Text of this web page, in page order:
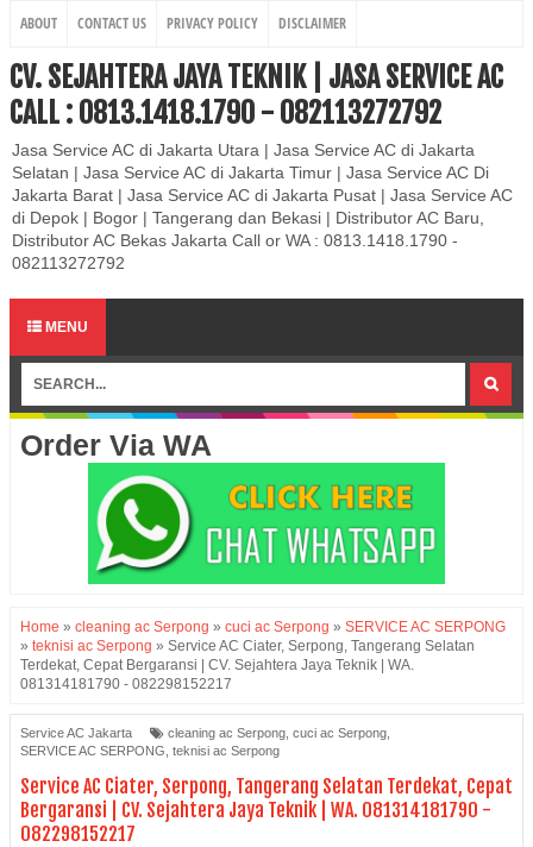
ABOUT CONTACT US PRIVACY POLICY DISCLAIMER
CV. SEJAHTERA JAYA TEKNIK | JASA SERVICE AC
CALL : 0813.1418.1790 - 082113272792
Jasa Service AC di Jakarta Utara | Jasa Service AC di Jakarta
Selatan | Jasa Service AC di Jakarta Timur | Jasa Service AC Di
Jakarta Barat | Jasa Service AC di Jakarta Pusat | Jasa Service AC
di Depok | Bogor | Tangerang dan Bekasi | Distributor AC Baru,
Distributor AC Bekas Jakarta Call or WA : 0813.1418.1790 -
082113272792
MENU
Order Via WA
Home » cleaning ac Serpong » cuci ac Serpong » SERVICE AC SERPONG
» teknisi ac Serpong » Service AC Ciater, Serpong, Tangerang Selatan
Terdekat, Cepat Bergaransi | CV. Sejahtera Jaya Teknik | WA.
081314181790 - 082298152217
Service AC Jakarta cleaning ac Serpong cuci ac Serpong
SERVICE AC SERPONG teknisi ac Serpong
Service AC Ciater, Serpong, Tangerang Selatan Terdekat, Cepat
Bergaransi | CV. Sejahtera Jaya Teknik | WA. 081314181790 -
082298152217